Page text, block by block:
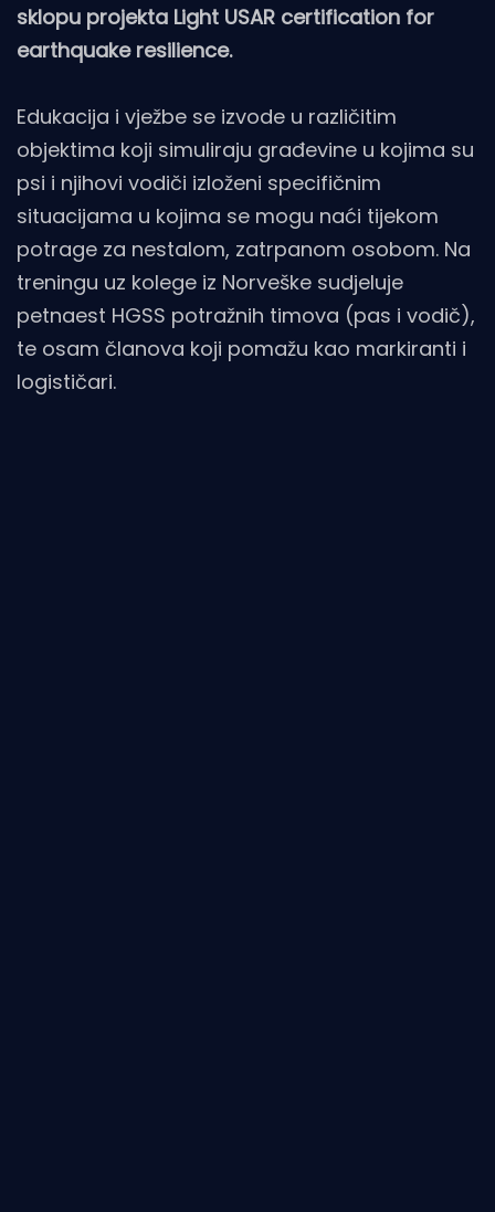
sklopu projekta Light USAR certification for
earthquake resilience.
Edukacija i vježbe se izvode u različitim
objektima koji simuliraju građevine u kojima su
psi i njihovi vodiči izloženi specifičnim
situacijama u kojima se mogu naći tijekom
potrage za nestalom, zatrpanom osobom. Na
treningu uz kolege iz Norveške sudjeluje
petnaest HGSS potražnih timova (pas i vodič),
te osam članova koji pomažu kao markiranti i
logističari.